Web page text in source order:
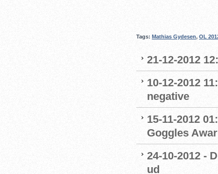
Tags: Mathias Gydesen, OL
21-12-2012
10-12-2012
negative
15-11-2012
Goggles
24-10-2012 -
ud